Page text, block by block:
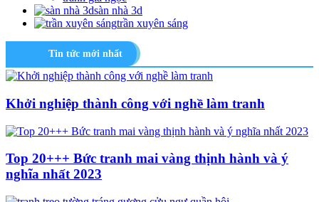
sàn nhà 3d
trần xuyên sáng
Tin tức mới nhất
Khởi nghiệp thành công với nghề làm tranh
Top 20+++ Bức tranh mai vàng thịnh hành và ý
nghĩa nhất 2023